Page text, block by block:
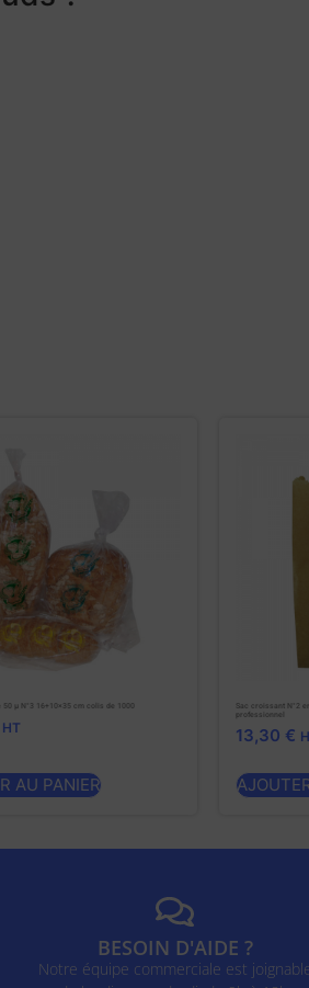
50 µ N°3 16+10×35 cm colis de 1000
HT
AU PANIER
Sac croissant N°2
professionnel
13,30 €
BESOIN D'AIDE ?
Notre équipe commerciale est